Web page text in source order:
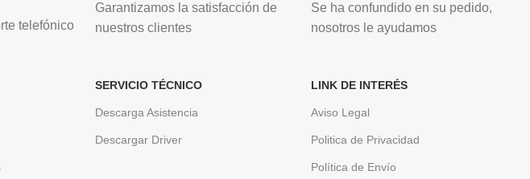
telefónico
Garantizamos la satisfacción de
nuestros clientes
Se ha confundido en su pedido,
nosotros le ayudamos
SERVICIO TÉCNICO
Descarga Asistencia
Descargar Driver
LINK DE INTERÉS
Aviso Legal
Politica de Privacidad
Política de Envío